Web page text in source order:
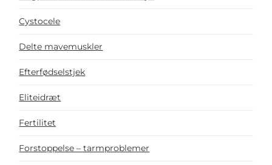
Cystocele
Delte mavemuskler
Efterfødselstjek
Eliteidræt
Fertilitet
Forstoppelse – tarmproblemer